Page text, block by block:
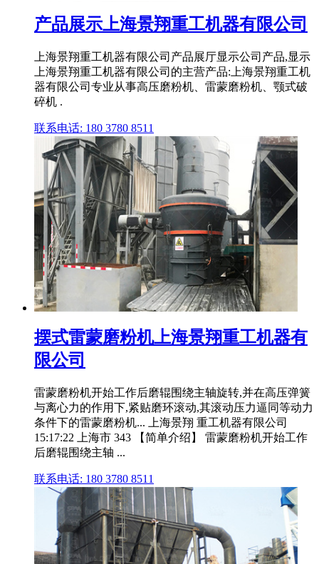
产品展示上海景翔重工机器有限公司
上海景翔重工机器有限公司产品展厅显示公司产品,显示
上海景翔重工机器有限公司的主营产品:上海景翔重工机
器有限公司专业从事高压磨粉机、雷蒙磨粉机、颚式破
碎机 .
联系电话: 180 3780 8511
摆式雷蒙磨粉机上海景翔重工机器有
限公司
雷蒙磨粉机开始工作后磨辊围绕主轴旋转,并在高压弹簧
与离心力的作用下,紧贴磨环滚动,其滚动压力逼同等动力
条件下的雷蒙磨粉机... 上海景翔 重工机器有限公司
15:17:22 上海市 343 【简单介绍】 雷蒙磨粉机开始工作
后磨辊围绕主轴 ...
联系电话: 180 3780 8511